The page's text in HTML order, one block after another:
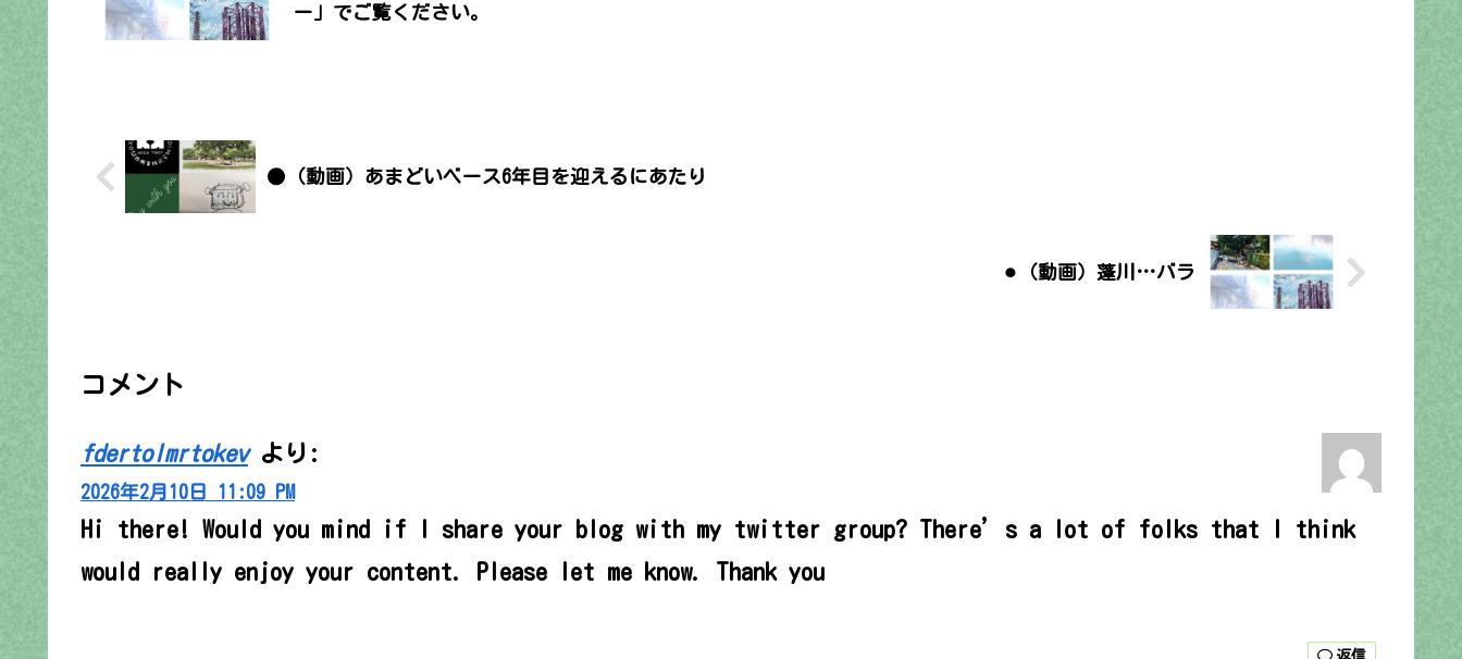
ー」でご覧ください。
●（動画）あまどいベース6年目を迎えるにあたり
⚫︎（動画）蓬川…バラ
コメント
fdertolmrtokev より:
2026年2月10日 11:09 PM
Hi there! Would you mind if I share your blog with my twitter group? There’s a lot of folks that I think
would really enjoy your content. Please let me know. Thank you
返信